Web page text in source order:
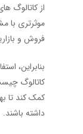
از کاتالوگ
موثرتری با
فروش و
بنابراین،
کاتالوگ
کمک کند تا
داشته باشند.